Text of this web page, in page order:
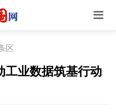
区
工业数据筑基行动